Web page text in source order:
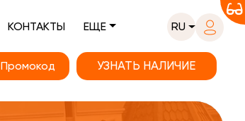
КОНТАКТЫ ЕЩЕ RU
Промокод